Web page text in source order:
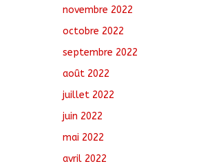
novembre 2022
octobre 2022
septembre 2022
août 2022
juillet 2022
juin 2022
mai 2022
avril 2022